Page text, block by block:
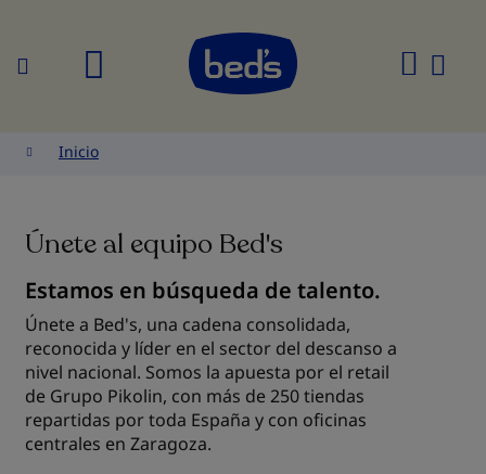
Buscar
Inicio
Únete al equipo Bed's
Estamos en búsqueda de talento.
Únete a Bed's, una cadena consolidada,
reconocida y líder en el sector del descanso a
nivel nacional. Somos la apuesta por el retail
de Grupo Pikolin, con más de 250 tiendas
repartidas por toda España y con oficinas
centrales en Zaragoza.